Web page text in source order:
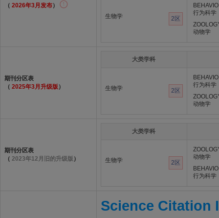
（ 2026年3月发布）
生物学 2区
行为科学
动物学
期刊分区表
（ 2025年3月升级版 ）
大类学科
生物学 2区
行为科学
动物学
期刊分区表
（ 2023年12月旧的升级版 ）
大类学科
生物学 2区
动物学
行为科学
Science Citation